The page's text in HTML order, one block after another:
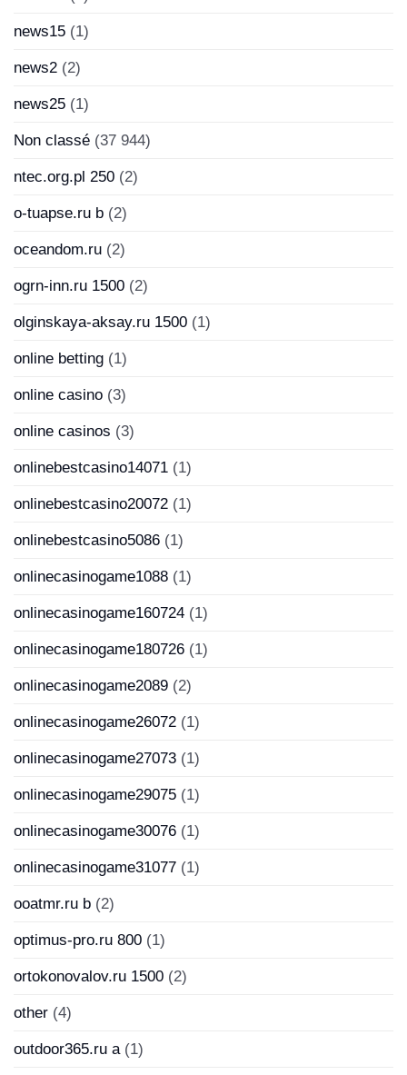
news15 (1)
news2 (2)
news25 (1)
Non classé (37 944)
ntec.org.pl 250 (2)
o-tuapse.ru b (2)
oceandom.ru (2)
ogrn-inn.ru 1500 (2)
olginskaya-aksay.ru 1500 (1)
online betting (1)
online casino (3)
online casinos (3)
onlinebestcasino14071 (1)
onlinebestcasino20072 (1)
onlinebestcasino5086 (1)
onlinecasinogame1088 (1)
onlinecasinogame160724 (1)
onlinecasinogame180726 (1)
onlinecasinogame2089 (2)
onlinecasinogame26072 (1)
onlinecasinogame27073 (1)
onlinecasinogame29075 (1)
onlinecasinogame30076 (1)
onlinecasinogame31077 (1)
ooatmr.ru b (2)
optimus-pro.ru 800 (1)
ortokonovalov.ru 1500 (2)
other (4)
outdoor365.ru a(1)